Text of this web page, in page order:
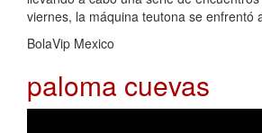
viernes, la máquina teutona se enfrentó
BolaVip Mexico
paloma cuevas